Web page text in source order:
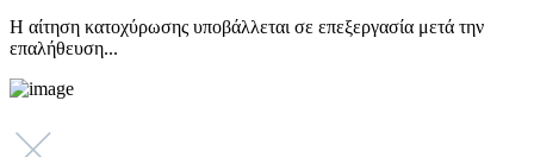
Η αίτηση κατοχύρωσης υποβάλλεται σε επεξεργασία μετά την
επαλήθευση...